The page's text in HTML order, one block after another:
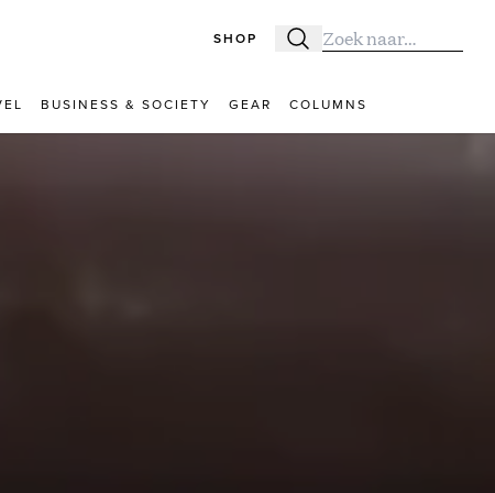
SHOP Zoeken
Zoek naar:
BUSINESS & SOCIETY GEAR COLUMNS